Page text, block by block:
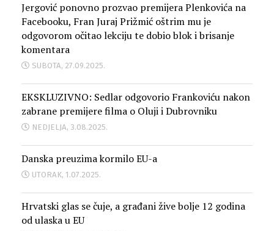
Jergović ponovno prozvao premijera Plenkovića na
Facebooku, Fran Juraj Prižmić oštrim mu je
odgovorom očitao lekciju te dobio blok i brisanje
komentara
SUBOTA, 27.09.2025.
EKSKLUZIVNO: Sedlar odgovorio Frankoviću nakon
zabrane premijere filma o Oluji i Dubrovniku
NEDJELJA, 3.08.2025.
Danska preuzima kormilo EU-a
UTORAK, 1.07.2025.
Hrvatski glas se čuje, a građani žive bolje 12 godina
od ulaska u EU